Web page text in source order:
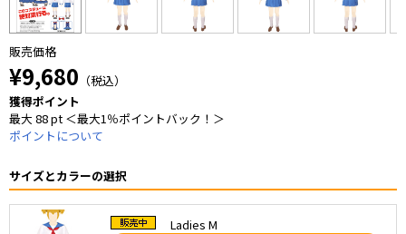
販売価格
¥9,680 （税込）
獲得ポイント
最大 88 pt ＜最大1％ポイントバック！＞
ポイントについて
サイズとカラーの選択
Ladies M